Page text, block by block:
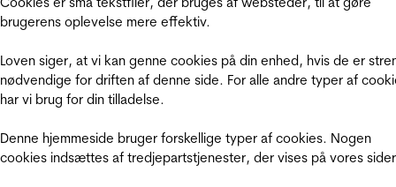
brugerens oplevelse mere effektiv.
Loven siger, at vi kan genne cookies på din enhed, hvis de er
nødvendige for driften af denne side. For alle andre typer af
har vi brug for din tilladelse.
Denne hjemmeside bruger forskellige typer af cookies. Nogen
cookies indsættes af tredjepartstjenester, der vises på vores